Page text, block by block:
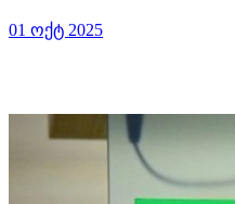
01 ოქტ 2025